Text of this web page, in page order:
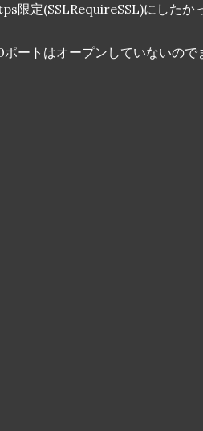
限定(SSLRequireSSL)にしたか
ートはオープンしていないので